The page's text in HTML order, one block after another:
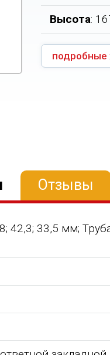
Высота:
подробные
Отзывы
42,3; 33,5 мм;